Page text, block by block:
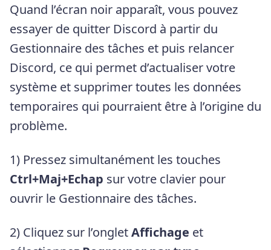
Quand l’écran noir apparaît, vous pouvez
essayer de quitter Discord à partir du
Gestionnaire des tâches et puis relancer
Discord, ce qui permet d’actualiser votre
système et supprimer toutes les données
temporaires qui pourraient être à l’origine du
problème.
1) Pressez simultanément les touches
Ctrl+Maj+Echap sur votre clavier pour
ouvrir le Gestionnaire des tâches.
2) Cliquez sur l’ongletAffichage et